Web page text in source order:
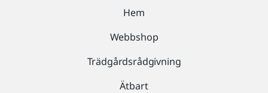
Hem
Webbshop
Trädgårdsrådgivning
Ätbart